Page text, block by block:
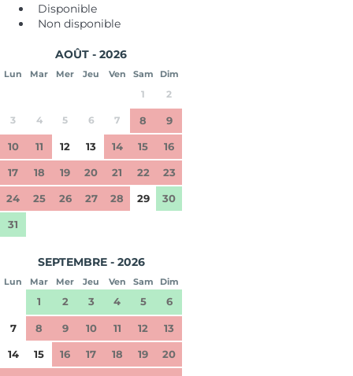
Disponible
Non disponible
AOÛT - 2026
Lun Mar Mer Jeu Ven Sam Dim
1 2
3 4 5 6 7 8 9
10 11 12 13 14 15 16
17 18 19 20 21 22 23
24 25 26 27 28 29 30
31
SEPTEMBRE - 2026
Lun Mar Mer Jeu Ven Sam Dim
1 2 3 4 5 6
7 8 9 10 11 12 13
14 15 16 17 18 19 20